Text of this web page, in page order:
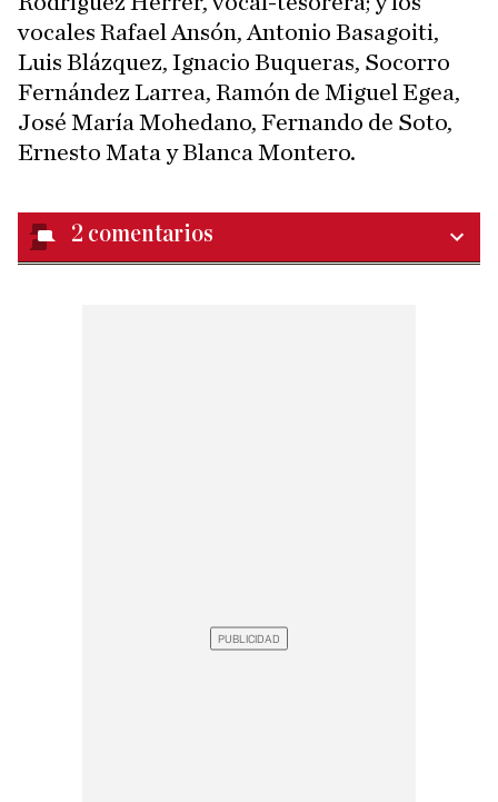
vocales Rafael Ansón, Antonio Basagoiti,
Luis Blázquez, Ignacio Buqueras, Socorro
Fernández Larrea, Ramón de Miguel Egea,
José María Mohedano, Fernando de Soto,
Ernesto Mata y Blanca Montero.
2 comentarios